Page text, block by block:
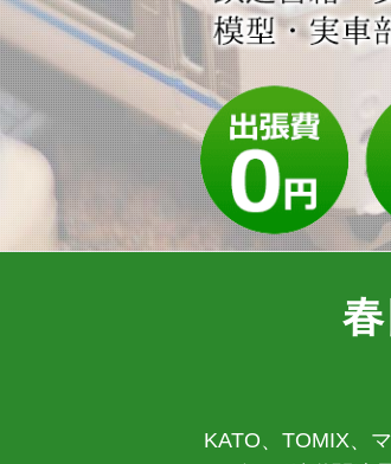
KATO、TOMIX、